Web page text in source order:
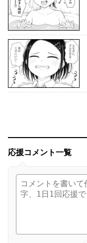
応援コメント一覧